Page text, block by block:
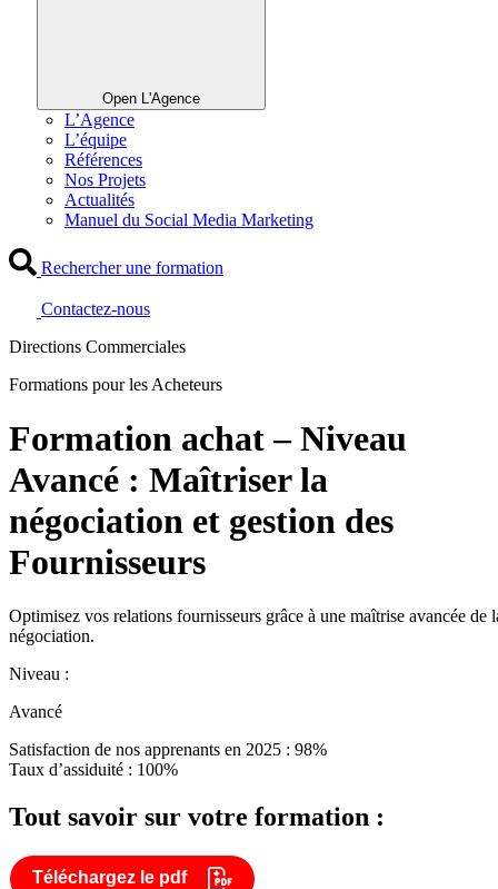
Open L'Agence
L’Agence
L’équipe
Références
Nos Projets
Actualités
Manuel du Social Media Marketing
Rechercher une formation
Contactez-nous
Directions Commerciales
Formations pour les Acheteurs
Formation achat – Niveau
Avancé : Maîtriser la
négociation et gestion des
Fournisseurs
Optimisez vos relations fournisseurs grâce à une maîtrise avancée de
négociation.
Niveau :
Avancé
Satisfaction de nos apprenants en 2025 : 98%
Taux d’assiduité : 100%
Tout savoir sur votre formation :
Téléchargez le pdf